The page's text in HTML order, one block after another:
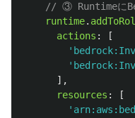
// ③ Runtimeに
runtime.
actions :
[
'
'
],
resources :
[
'